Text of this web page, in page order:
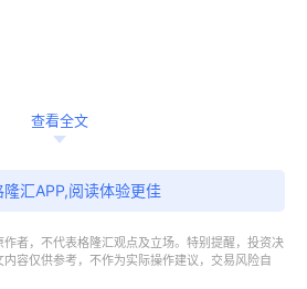
场：类型细分
查看全文
隆汇APP,阅读体验更佳
者，不代表格隆汇观点及立场。特别提醒，投资决
容仅供参考，不作为实际操作建议，交易风险自